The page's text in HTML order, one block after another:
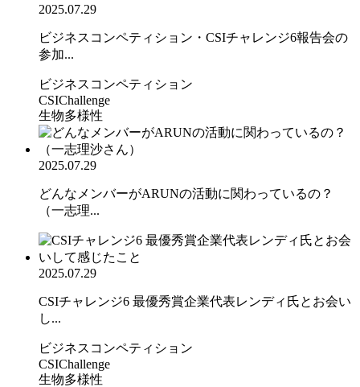
2025.07.29
ビジネスコンペティション・CSIチャレンジ6報告会の
参加...
ビジネスコンペティション
CSIChallenge
生物多様性
2025.07.29
どんなメンバーがARUNの活動に関わっているの？
（一志理...
2025.07.29
CSIチャレンジ6 最優秀賞企業代表レンディ氏とお会い
し...
ビジネスコンペティション
CSIChallenge
生物多様性